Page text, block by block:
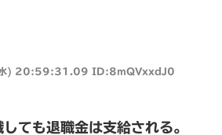
) 20:59:31.09 ID:8mQVxxdJ0
ても退職金は支給される。